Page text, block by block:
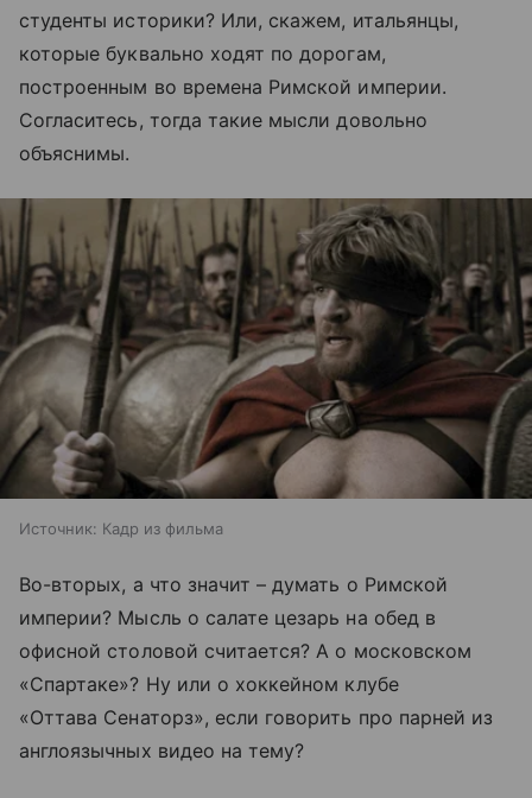
студенты историки? Или, скажем, итальянцы,
которые буквально ходят по дорогам,
построенным во времена Римской империи.
Согласитесь, тогда такие мысли довольно
объяснимы.
Источник: Кадр из фильма
Во-вторых, а что значит – думать о Римской
империи? Мысль о салате цезарь на обед в
офисной столовой считается? А о московском
«Спартаке»? Ну или о хоккейном клубе
«Оттава Сенаторз», если говорить про парней из
англоязычных видео на тему?